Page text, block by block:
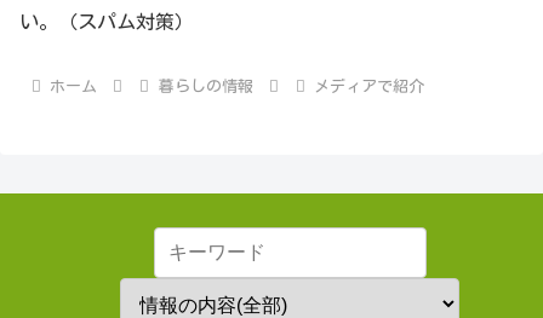
い。（スパム対策）
ホーム 暮らしの情報 メディアで紹介